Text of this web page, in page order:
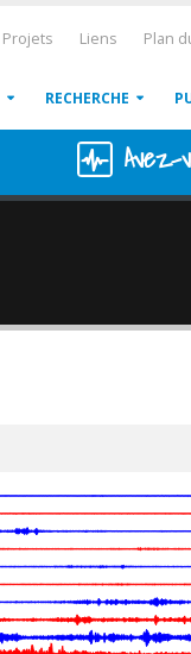
Projets Liens Plan
RECHERCHE
Avez-